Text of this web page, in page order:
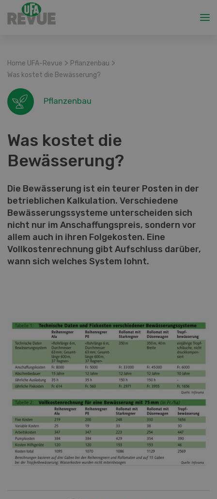
Home UFA-Revue > Pflanzenbau >
Was kostet die Bewässerung?
Pflanzenbau
Was kostet die
Bewässerung?
Die Bewässerung ist ein teurer Posten in der
betrieblichen Kalkulation. Verschiedene
Bewässerungssysteme unterscheiden sich
nicht nur im Anschaffungspreis, sondern vor
allem auch in ihren Folgekosten. Eine
Vollkostenrechnung gibt Aufschluss darüber,
wann sich welches System lohnt.